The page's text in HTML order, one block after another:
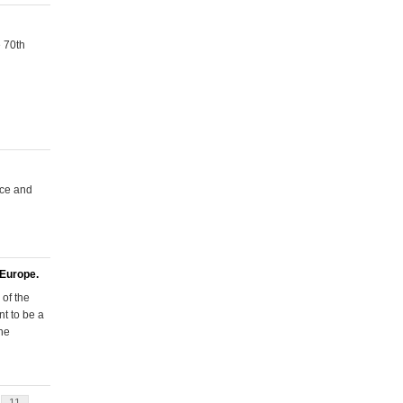
70th
and
the
to be a